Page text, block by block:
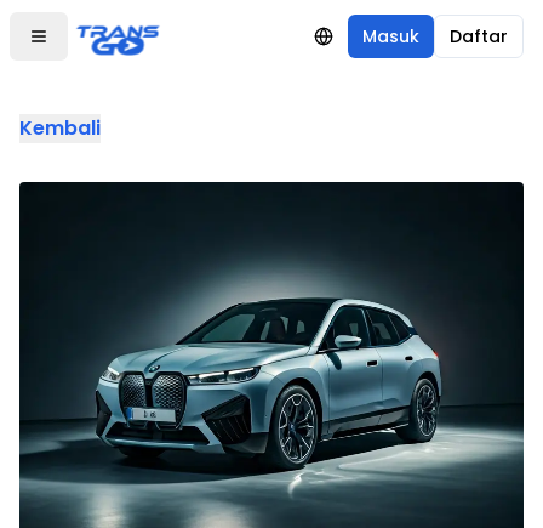
Masuk Daftar
Kembali